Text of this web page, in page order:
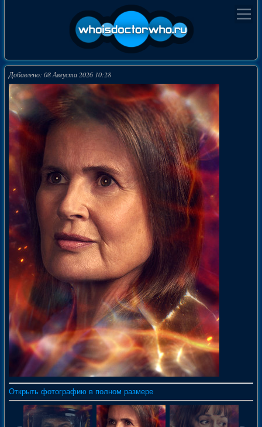
Добавлено: 08 Августа 2026 10:28
Открыть фотографию в полном размере